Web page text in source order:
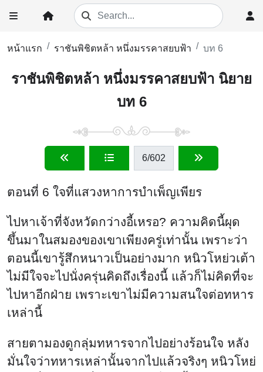
หน้าแรก ราชันพิชิตหล้า หนึ่งมรรคาสยบฟ้า บท 6
ราชันพิชิตหล้า หนึ่งมรรคาสยบฟ้า นิยาย
บท 6
6/602
ตอนที่ 6 ใจที่แสวงหาการบำเพ็ญเพียร
ไปหาเจ้าที่จังหวัดกว่างอี้เหรอ? ความคิดนี้ผุด
ขึ้นมาในสมองของเขาเพียงครู่เท่านั้น เพราะว่า
ตอนนี้เขารู้สึกหนาวเป็นอย่างมาก หนิวโหย่วเต้า
ไม่มีใจจะไปนั่งครุ่นคิดถึงเรื่องนี้ แล้วก็ไม่คิดที่จะ
ไปหาอีกฝ่าย เพราะเขาไม่มีความสนใจต่อทหาร
เหล่านี้
สายตามองดูกลุ่มทหารจากไปอย่างร้อนใจ หลัง
มั่นใจว่าทหารเหล่านั้นจากไปแล้วจริงๆ หนิวโหย่